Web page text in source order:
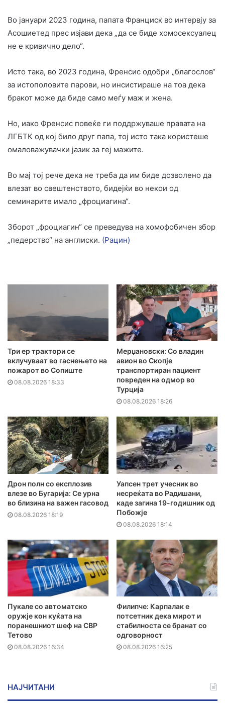
Во јануари 2023 година, папата Франциск во интервју за
Асошиетед прес изјави дека „да се биде хомосексуалец
не е кривично дело“.
Исто така, во 2023 година, Френсис одобри „благослов“
за истополовите парови, но инсистираше на тоа дека
бракот може да биде само меѓу маж и жена.
Но, иако Френсис повеќе ги поддржуваше правата на
ЛГБТК од кој било друг папа, тој исто така користеше
омаловажувачки јазик за геј мажите.
Во мај тој рече дека не треба да им биде дозволено да
влезат во свештенството, бидејќи во некои од
семинарите имало „фроциагина“.
Зборот „фроциагин“ се преведува на хомофобичен збор
„педерство“ на англиски. (Рацин)
Три ер трактори се
вклучуваат во гаснењето на
пожарот во Сопиште
08.08.2026 18:33
Мерџановски: Со владин
авион во Скопје
транспортиран пациент
повреден на одмор во
Турција
08.08.2026 18:26
Дрон полн со експлозив
влезе во Бугарија: Се урна
во близина на важен гасовод
08.08.2026 18:19
Уапсен трет учесник во
несреќата во Радишани,
каде загина 19-годишник од
Побожје
08.08.2026 18:14
Пукале со автоматско
оружје кон куќата на
поранешниот шеф на СВР
Тетово
08.08.2026 16:34
Филипче: Карпалак е
потсетник дека мирот и
стабилноста се бранат со
одговорност
08.08.2026 16:25
НАЈЧИТАНИ